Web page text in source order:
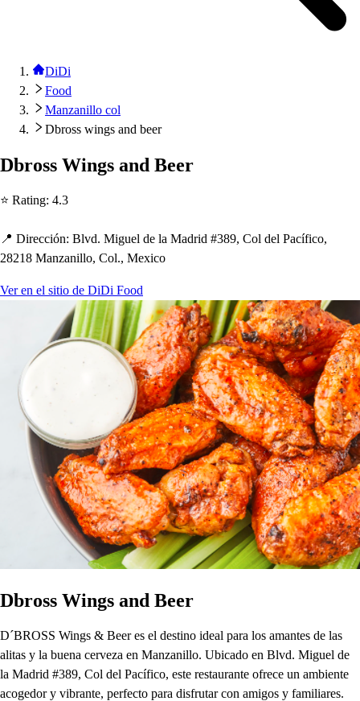
DiDi
Food
Manzanillo col
Dbross wings and beer
Dbross Wings and Beer
⭐ Rating: 4.3
📍 Dirección: Blvd. Miguel de la Madrid #389, Col del Pacífico,
28218 Manzanillo, Col., Mexico
Ver en el sitio de DiDi Food
Dbross Wings and Beer
D´BROSS Wings & Beer es el destino ideal para los amantes de las
alitas y la buena cerveza en Manzanillo. Ubicado en Blvd. Miguel de
la Madrid #389, Col del Pacífico, este restaurante ofrece un ambiente
acogedor y vibrante, perfecto para disfrutar con amigos y familiares.